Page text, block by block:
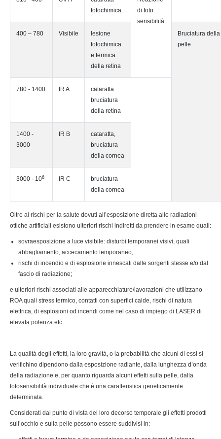
fotochimica
di foto
sensibilità
400 – 780
Visibile
lesione
fotochimica
e termica
della retina
Bruciatura della
pelle
780 - 1400 IR A
cataratta
bruciatura
della retina
1400 -
3000
IR B
cataratta,
bruciatura
della cornea
3000 - 106 IR C
bruciatura
della cornea
Oltre ai rischi per la salute dovuti all’esposizione diretta alle radiazioni
ottiche artificiali esistono ulteriori rischi indiretti da prendere in esame quali:
sovraesposizione a luce visibile: disturbi temporanei visivi, quali
abbagliamento, accecamento temporaneo;
rischi di incendio e di esplosione innescati dalle sorgenti stesse e/o dal
fascio di radiazione;
e ulteriori rischi associati alle apparecchiature/lavorazioni che utilizzano
ROA quali stress termico, contatti con superfici calde, rischi di natura
elettrica, di esplosioni od incendi come nel caso di impiego di LASER di
elevata potenza etc.
La qualità degli effetti, la loro gravità, o la probabilità che alcuni di essi si
verifichino dipendono dalla esposizione radiante, dalla lunghezza d’onda
della radiazione e, per quanto riguarda alcuni effetti sulla pelle, dalla
fotosensibilità individuale che è una caratteristica geneticamente
determinata.
Considerati dal punto di vista del loro decorso temporale gli effetti prodotti
sull’occhio e sulla pelle possono essere suddivisi in: